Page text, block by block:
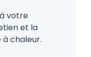
votre
et la
chaleur.